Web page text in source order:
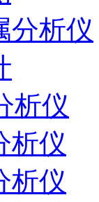
分析仪
析仪
析仪
析仪